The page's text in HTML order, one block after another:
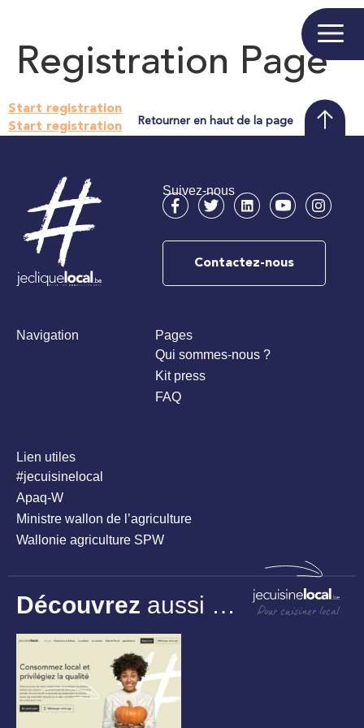
Registration Page
Start registration
Start registration
Retourner en haut de la page
Suivez-nous
Contactez-nous
Navigation
Pages
Qui sommes-nous ?
Kit press
FAQ
Lien utiles
#jecuisinelocal
Apaq-W
Ministre wallon de l’agriculture
Wallonie agriculture SPW
Découvrez aussi … Pour cuisiner local